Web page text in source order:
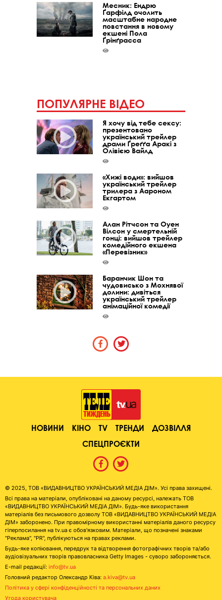
Месник: Ендрю
Ґарфілд очолить
масштабне народне
повстання в новому
екшені Пола
Ґрінґрасса
ПОПУЛЯРНЕ ВІДЕО
Я хочу від тебе сексу:
презентовано
український трейлер
драми Ґреґґа Аракі з
Олівією Вайлд
«Хижі води»: вийшов
український трейлер
трилера з Аароном
Екгартом
Алан Рітчсон та Оуен
Вілсон у смертельній
гонці: вийшов трейлер
комедійного екшена
«Перевізник»
Баранчик Шон та
чудовисько з Мохнявої
долини: дивіться
український трейлер
анімаційної комедії
НОВИНИ КІНО TV ТРЕНДИ
ДОЗВІЛЛЯ
СПЕЦПРОЄКТИ
© 2025, ТОВ «ВИДАВНИЦТВО УКРАЇНСЬКИЙ МЕДІА ДІМ». Усі права захищені.
Всі права на матеріали, опубліковані на даному ресурсі, належать ТОВ
«ВИДАВНИЦТВО УКРАЇНСЬКИЙ МЕДІА ДІМ». Будь-яке використання
матеріалів без письмового дозволу ТОВ «ВИДАВНИЦТВО УКРАЇНСЬКИЙ МЕДІА
ДІМ» заборонено. При правомірному використанні матеріалів даного ресурсу
гіперпосилання на tv.ua є обов'язковим. Матеріали, що позначені знаками
"Реклама", "PR", публікуються на правах реклами.
Будь-яке копіювання, передрук та відтворення фотографічних творів та/або
аудіовізуальних творів правовласника Getty Images - суворо забороняється.
E-mail редакції: info@tv.ua
Головний редактор Олександр Ківа: a.kiva@tv.ua
Політика у сфері конфіденційності та персональних даних
Угода користувача